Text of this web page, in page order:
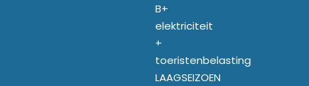
B+
elektriciteit
+
toeristenbelasting
LAAGSEIZOEN